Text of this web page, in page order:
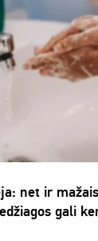
net ir
gali